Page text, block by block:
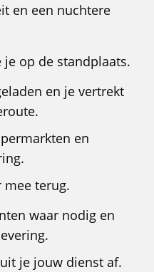
en een nuchtere
op de standplaats.
en je vertrekt
en
mee terug.
waar nodig en
je jouw dienst af.